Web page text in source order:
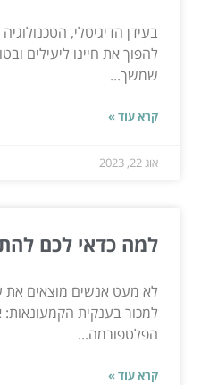
בעידן הדיגיטלי,
להפוך את חיינו ליעילים
שמשך...
קרא עוד »
אוג 22, 2023
למה כדאי לכם
לא מעט אנשים מוצאים
למכור בענקית
הפלטפורמה...
קרא עוד »